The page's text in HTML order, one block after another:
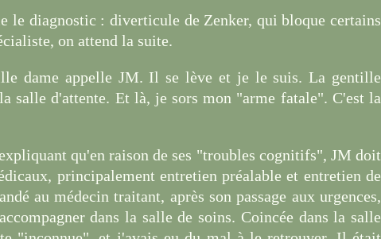
le diagnostic : diverticule de Zenker, qui bloque certains
on attend la suite.
dame appelle JM. Il se lève et je le suis. La gentille
salle d'attente. Et là, je sors mon "arme fatale". C'est la
qu'en raison de ses "troubles cognitifs", JM doit
principalement entretien préalable et entretien de
au médecin traitant, après son passage aux urgences,
dans la salle de soins. Coincée dans la salle